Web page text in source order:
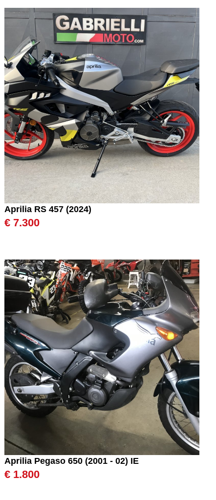
Aprilia RS 457 (2024)
€ 7.300
Aprilia Pegaso 650 (2001 - 02) IE
€ 1.800